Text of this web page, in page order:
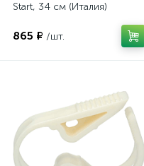
Start, 34 см (Италия)
865 ₽ /шт.